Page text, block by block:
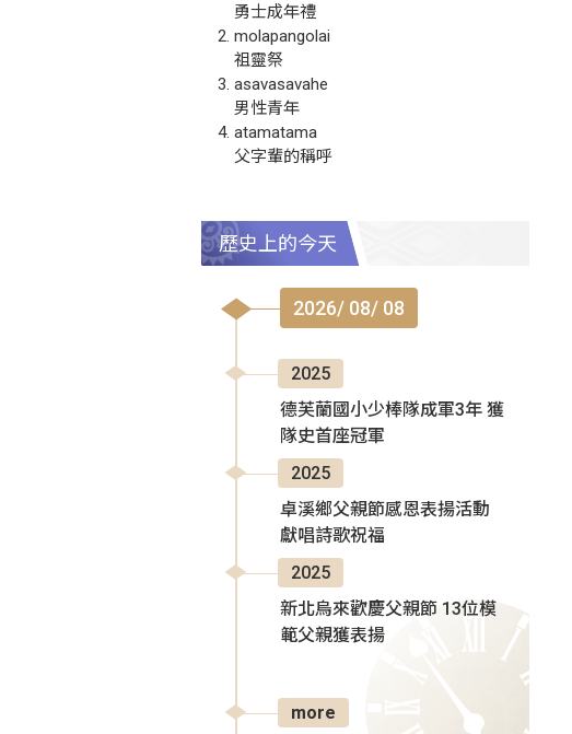
勇士成年禮
molapangolai
祖靈祭
asavasavahe
男性青年
atamatama
父字輩的稱呼
歷史上的今天
2026/ 08/ 08
2025
德芙蘭國小少棒隊成軍3年 獲
隊史首座冠軍
2025
卓溪鄉父親節感恩表揚活動
獻唱詩歌祝福
2025
新北烏來歡慶父親節 13位模
範父親獲表揚
more